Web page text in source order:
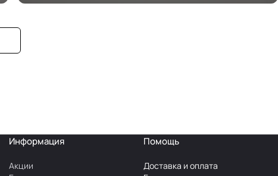
Информация
Акции
Помощь
Доставка и оплата